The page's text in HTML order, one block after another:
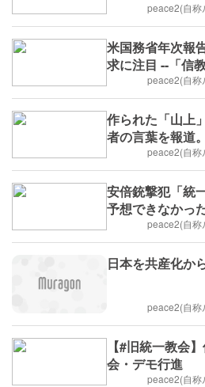
peace2(自称
米国務省年次報
求に注目 --「信
peace2(自称
作られた「山上
者の言葉を報道。
peace2(自称
安倍銃撃犯「統
予想できなかった
peace2(自称
日本を共産化か
peace2(自称
【#旧統一教会
会・デモ行進
peace2(自称